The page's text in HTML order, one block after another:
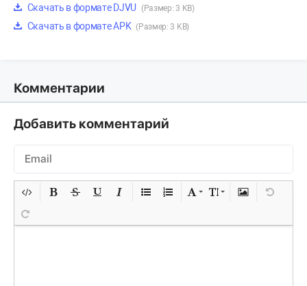
Скачать в формате DJVU (Размер: 3 KB)
Скачать в формате APK (Размер: 3 KB)
Комментарии
Добавить комментарий